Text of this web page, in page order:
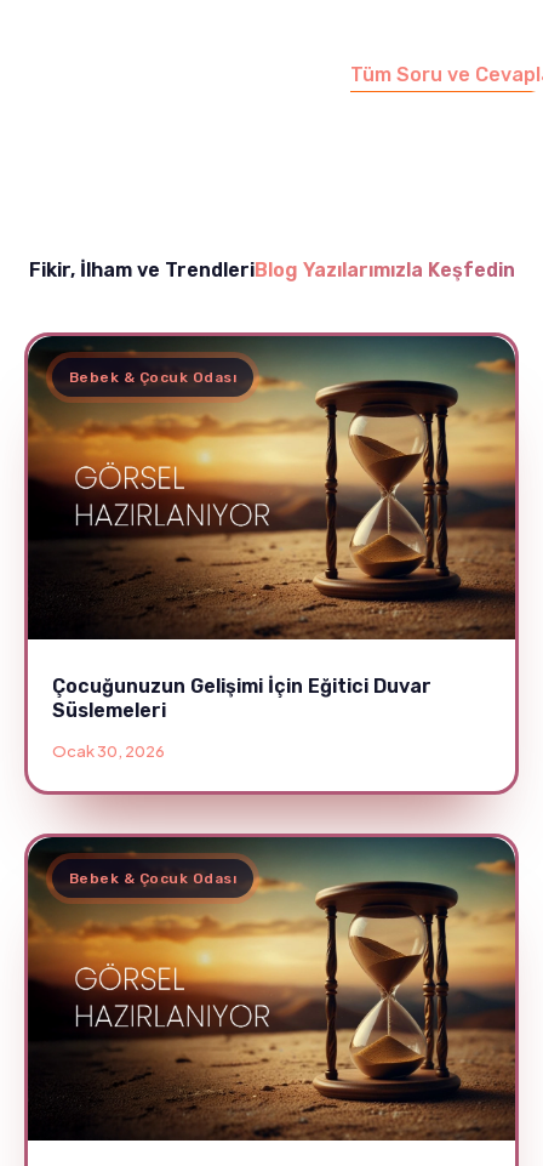
Tüm Soru ve
Fikir, İlham ve TrendleriBlog Yazılarımızla Keşfedin
Bebek & Çocuk Odası
Çocuğunuzun Gelişimi İçin Eğitici Duvar
Süslemeleri
Ocak 30, 2026
Bebek & Çocuk Odası